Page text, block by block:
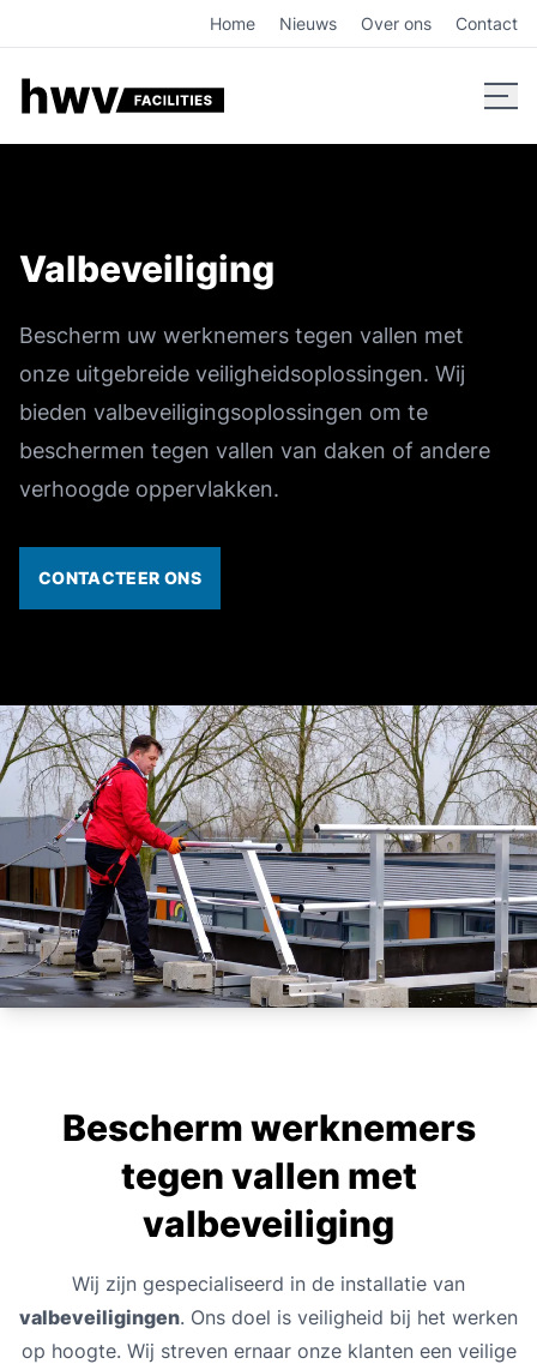
Valbeveiliging voor daken, ontdek HWV Facilities
Home Nieuws Over ons Contact
Valbeveiliging
Bescherm uw werknemers tegen vallen met
onze uitgebreide veiligheidsoplossingen. Wij
bieden valbeveiligingsoplossingen om te
beschermen tegen vallen van daken of andere
verhoogde oppervlakken.
CONTACTEER ONS
Bescherm werknemers
tegen vallen met
valbeveiliging
Wij zijn gespecialiseerd in de installatie van
valbeveiligingen. Ons doel is veiligheid bij het werken
op hoogte. Wij streven ernaar onze klanten een veilige